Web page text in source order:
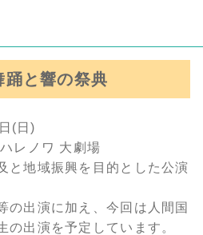
踊と響の祭典
(日)
レノワ 大劇場
と地域振興を目的とした公演
の出演に加え、今回は人間国
の出演を予定しています。